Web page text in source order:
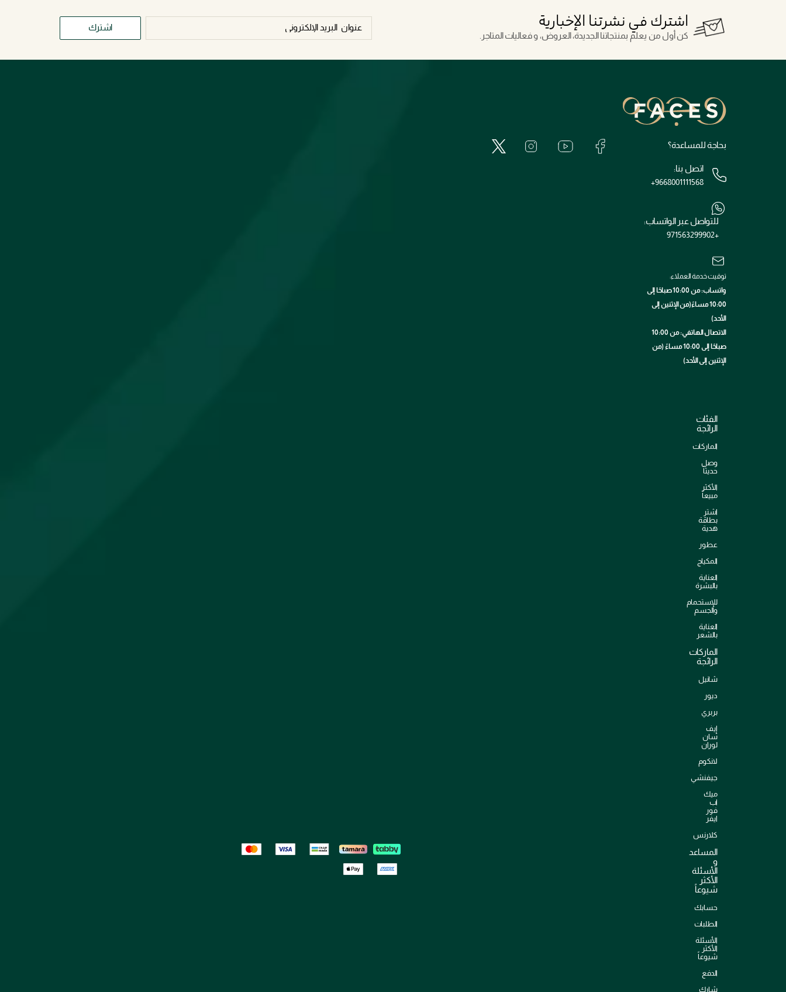
اشترك في نشرتنا الإخبارية
كن أول من يعلم بمنتجاتنا الجديدة، العروض، و فعاليات المتاجر.
اشترك
بحاجة للمساعدة؟
اتصل بنا:
+9668001111568
للتواصل عبر الواتساب:
+971563299902
توقيت خدمة العملاء:
واتساب: من 10:00 صباحًا إلى
10:00 مساءً(من الإثنين إلى
الأحد)
الاتصال الهاتفي: من 10:00
صباحًا إلى 10:00 مساءً (من
الإثنين إلى الأحد)
الفئات
الرائجة
الماركات
وصل
حديثاً
الأكثر
مبيعاً
اشترِ
بطاقة
هدية
عطور
المكياج
العناية
بالبشرة
للإستحمام
والجسم
العناية
بالشعر
الماركات
الرائجة
شانيل
ديور
بربري
إيف
سان
لوران
لانكوم
جيفنشي
ميك
اب
فور
ايفر
كلارنس
المساعد
و
الأسئلة
الأكثر
شيوعاً
حسابك
الطلبات
الأسئلة
الأكثر
شيوعاً
الدفع
شارك